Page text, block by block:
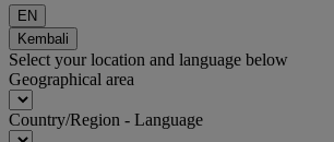
EN
Kembali
Select your location and language below
Geographical area
Country/Region - Language